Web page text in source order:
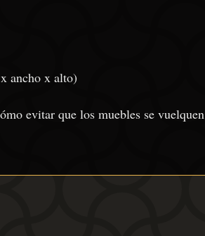
ancho x alto)
evitar que los muebles se vuelquen